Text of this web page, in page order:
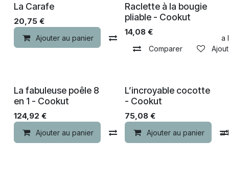
La Carafe
20,75 €
Ajouter au panier Comparer Ajouter à
Raclette à la bougie
pliable - Cookut
14,08€
Comparer
La fabuleuse poêle 8
en 1 - Cookut
124,92 €
Ajouter au panier Comparer Ajouter à la
L’incroyable cocotte
- Cookut
75,08€
Ajouter au panier